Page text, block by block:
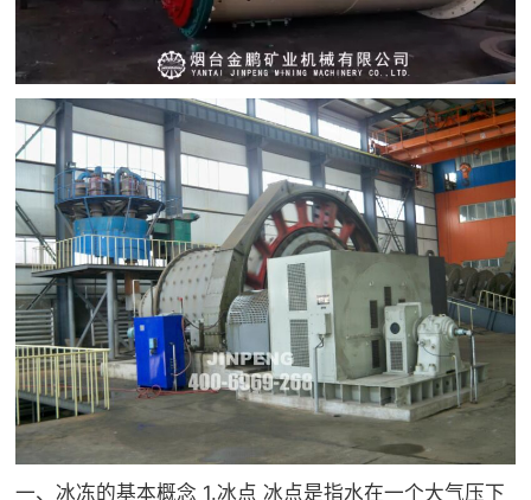
一、冰冻的基本概念 1.冰点 冰点是指水在一个大气压下
发展历程
企业文化
专家团队
 联系我们